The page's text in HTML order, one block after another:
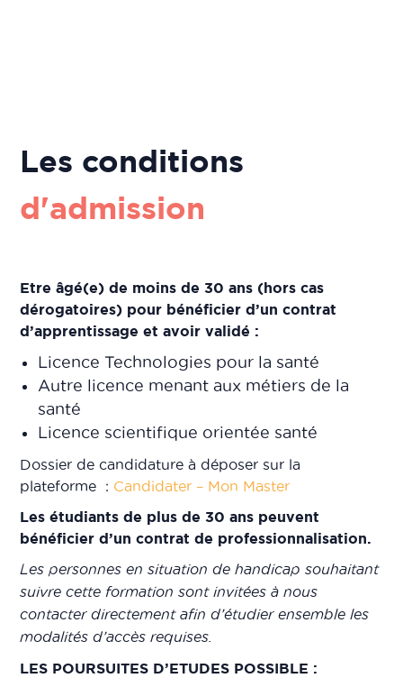
Les conditions
d'admission
Etre âgé(e) de moins de 30 ans (hors cas
dérogatoires) pour bénéficier d’un contrat
d’apprentissage et avoir validé :
Licence Technologies pour la santé
Autre licence menant aux métiers de la
santé
Licence scientifique orientée santé
Dossier de candidature à déposer sur la
plateforme : Candidater – Mon Master
Les étudiants de plus de 30 ans peuvent
bénéficier d’un contrat de professionnalisation.
Les personnes en situation de handicap souhaitant
suivre cette formation sont invitées à nous
contacter directement afin d’étudier ensemble les
modalités d’accès requises.
LES POURSUITES D’ETUDES POSSIBLE :